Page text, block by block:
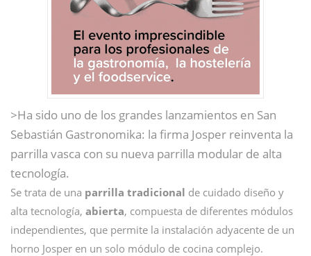
>Ha sido uno de los grandes lanzamientos en San
Sebastián Gastronomika: la firma Josper reinventa la
parrilla vasca con su nueva parrilla modular de alta
tecnología.
Se trata de una parrilla tradicional de cuidado diseño y
alta tecnología, abierta, compuesta de diferentes módulos
independientes, que permite la instalación adyacente de un
horno Josper en un solo módulo de cocina complejo.